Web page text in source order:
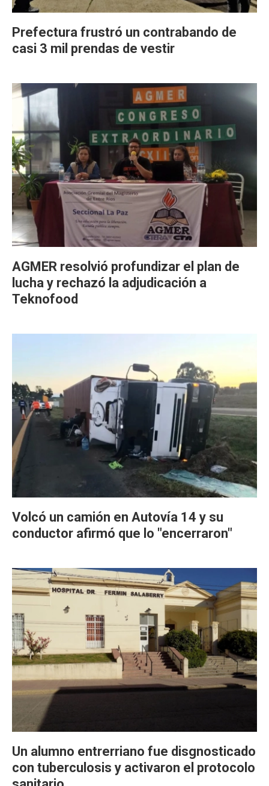
Prefectura frustró un contrabando de
casi 3 mil prendas de vestir
AGMER resolvió profundizar el plan de
lucha y rechazó la adjudicación a
Teknofood
Volcó un camión en Autovía 14 y su
conductor afirmó que lo "encerraron"
Un alumno entrerriano fue disgnosticado
con tuberculosis y activaron el protocolo